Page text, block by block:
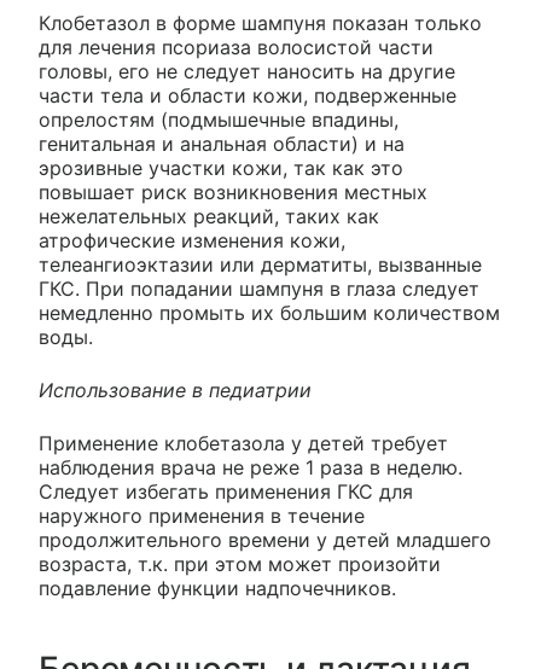
Клобетазол в форме шампуня показан только
для лечения псориаза волосистой части
головы, его не следует наносить на другие
части тела и области кожи, подверженные
опрелостям (подмышечные впадины,
генитальная и анальная области) и на
эрозивные участки кожи, так как это
повышает риск возникновения местных
нежелательных реакций, таких как
атрофические изменения кожи,
телеангиоэктазии или дерматиты, вызванные
ГКС. При попадании шампуня в глаза следует
немедленно промыть их большим количеством
воды.
Использование в педиатрии
Применение клобетазола у детей требует
наблюдения врача не реже 1 раза в неделю.
Следует избегать применения ГКС для
наружного применения в течение
продолжительного времени у детей младшего
возраста, т.к. при этом может произойти
подавление функции надпочечников.